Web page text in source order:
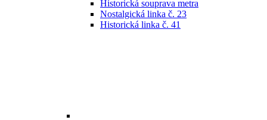
Historická souprava metra
Nostalgická linka č. 23
Historická linka č. 41